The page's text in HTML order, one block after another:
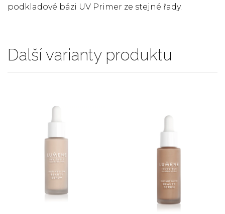
podkladové bázi UV Primer ze stejné řady.
Další varianty produktu